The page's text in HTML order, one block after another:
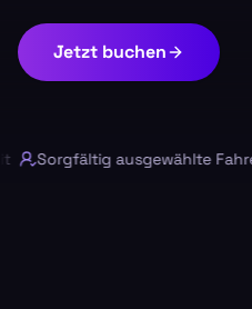
Jetzt buchen
Sorgfältig ausgewählte Fahrer